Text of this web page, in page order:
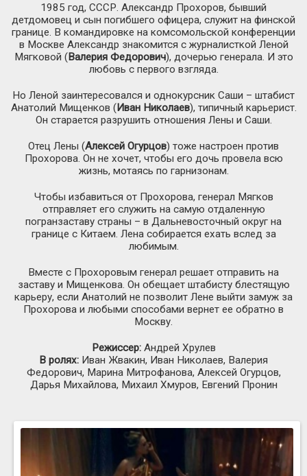
1985 год, СССР. Александр Прохоров, бывший
детдомовец и сын погибшего офицера, служит на финской
границе. В командировке на комсомольской конференции
в Москве Александр знакомится с журналисткой Леной
Мягковой (Валерия Федорович), дочерью генерала. И это
любовь с первого взгляда.
Но Леной заинтересовался и однокурсник Саши – штабист
Анатолий Мищенков (Иван Николаев), типичный карьерист.
Он старается разрушить отношения Лены и Саши.
Отец Лены (Алексей Огурцов) тоже настроен против
Прохорова. Он не хочет, чтобы его дочь провела всю
жизнь, мотаясь по гарнизонам.
Чтобы избавиться от Прохорова, генерал Мягков
отправляет его служить на самую отдаленную
погранзаставу страны – в Дальневосточный округ на
границе с Китаем. Лена собирается ехать вслед за
любимым.
Вместе с Прохоровым генерал решает отправить на
заставу и Мищенкова. Он обещает штабисту блестящую
карьеру, если Анатолий не позволит Лене выйти замуж за
Прохорова и любыми способами вернет ее обратно в
Москву.
Режиссер:Андрей Хрулев
В ролях: Иван Жвакин, Иван Николаев, Валерия
Федорович, Марина Митрофанова, Алексей Огурцов,
Дарья Михайлова, Михаил Хмуров, Евгений Пронин